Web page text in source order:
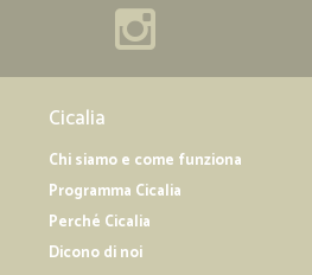
Cicalia
Chi siamo e come funziona
Programma Cicalia
Perché Cicalia
Dicono di noi